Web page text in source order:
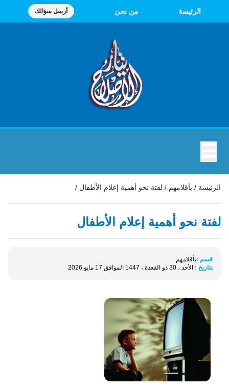
الرئيسة من نحن أرسل سؤالك
الرئيسة / بأقلامهم / لفتة نحو أهمية إعلام الأطفال /
لفتة نحو أهمية إعلام الأطفال
قسم :بأقلامهم
بتاريخ : الأحد ، 30 ذو القعدة ، 1447 الموافق 17 مايو 2026